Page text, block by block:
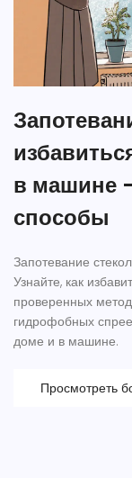
в машине
способы
Запотевание
Узнайте, как
проверенных
гидрофобных
доме и в машине.
Просмотреть